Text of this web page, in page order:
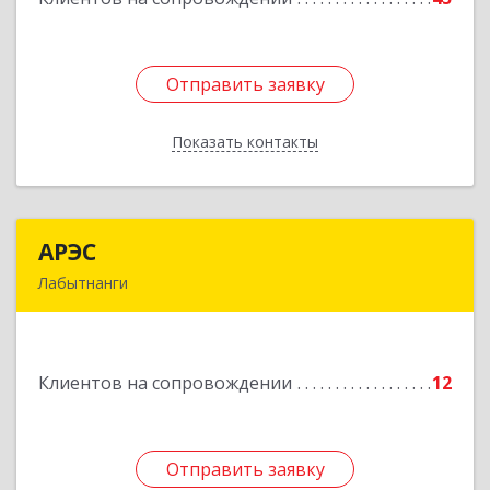
Отправить заявку
Показать контакты
Отправить заявку
Назад
АРЭС
Лабытнанги
Клиентов на сопровождении 12
Отправить заявку
Подробнее
Отправить заявку